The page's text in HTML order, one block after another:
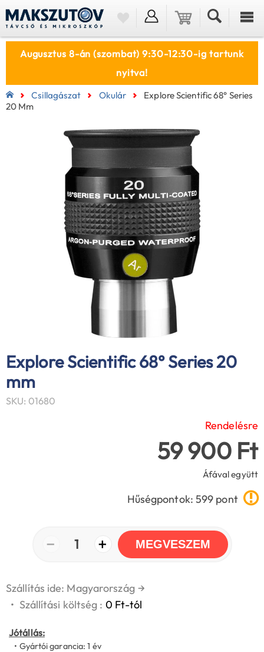
Augusztus 8-án (szombat) 9:30-12:30-ig tartunk
nyitva!
Csillagászat Okulár
Explore Scientific 68° Series
20 Mm
Explore Scientific 68° Series 20
mm
SKU: 01680
Rendelésre
59 900 Ft
Áfával együtt
Hűségpontok: 599 pont
− 1 + MEGVESZEM
Szállítás ide: Magyarország →
• Szállítási költség : 0 Ft-tól
Jótállás:
• Gyártói garancia: 1 év